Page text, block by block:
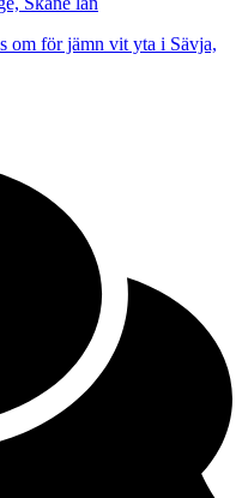
om för jämn vit yta i Sävja,